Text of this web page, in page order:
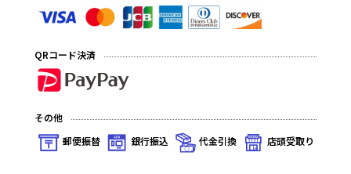
QRコード決済
その他
郵便振替
銀行振込 代金引換 店頭受取り